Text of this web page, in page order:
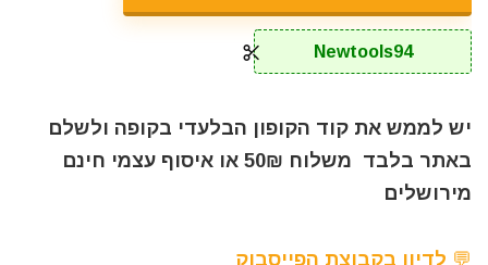
Newtools94
יש לממש את קוד הקופון הבלעדי בקופה ולשלם
באתר בלבד משלוח 50₪ או איסוף עצמי חינם
מירושלים
💬 לדיון בקבוצת הפייסבוק